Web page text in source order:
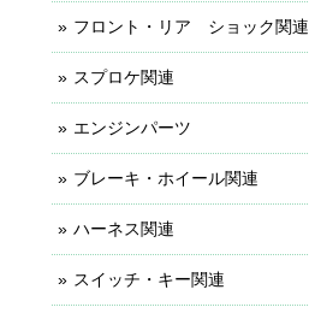
フロント・リア ショック関連
スプロケ関連
エンジンパーツ
ブレーキ・ホイール関連
ハーネス関連
スイッチ・キー関連